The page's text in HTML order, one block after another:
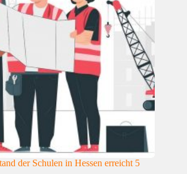
der Schulen in Hessen erreicht 5